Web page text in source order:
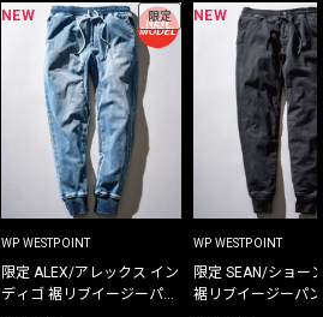
NEW 限定
WP WESTPOINT
限定 ALEX/アレックス イン
ディゴ 裾リブイージーパン
NEW
WP WESTPOINT
限定 SEAN/ショー
裾リブイージーパ